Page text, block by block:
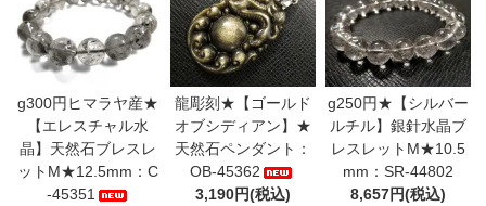
g300円ヒマラヤ産★
【エレスチャル水
晶】天然石ブレスレ
ットM★12.5mm：C
-45351
龍彫刻★【ゴールド
オブシディアン】★
天然石ペンダント：
OB-45362
3,190円(税込)
g250円★【シルバー
ルチル】銀針水晶ブ
レスレットM★10.5
mm：SR-44802
8,657円(税込)